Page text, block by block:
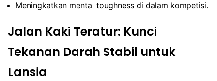
Meningkatkan mental toughness di dalam kompetisi.
Jalan Kaki Teratur: Kunci
Tekanan Darah Stabil untuk
Lansia